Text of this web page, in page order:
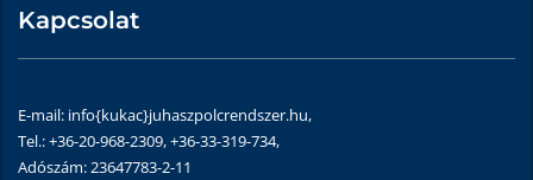
Kapcsolat
E-mail: info{kukac}juhaszpolcrendszer.hu,
Tel.: +36-20-968-2309, +36-33-319-734,
Adószám: 23647783-2-11